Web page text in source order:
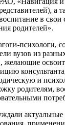
а
в свои
родителей».
психологи,
вузов из
желающие
и
родителям,